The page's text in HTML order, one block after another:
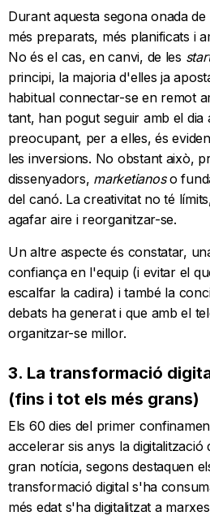
Durant aquesta segona onada
més preparats, més planificats i
No és el cas, en canvi, de les
principi, la majoria d'elles ja
habitual connectar-se en remot
tant, han pogut seguir amb el dia
preocupant, per a elles, és
les inversions. No obstant això,
dissenyadors, marketianoso
del canó. La creativitat no té
agafar aire i reorganitzar-se.
Un altre aspecte és constatar,
confiança en l'equip (i evitar el
escalfar la cadira) i també la
debats ha generat i que amb el
organitzar-se millor.
3. La transformació
(fins i tot els més grans)
Els 60 dies del primer
accelerar sis anys la digitalització
gran notícia, segons destaquen
transformació digital s'ha
més edat s'ha digitalitzat a